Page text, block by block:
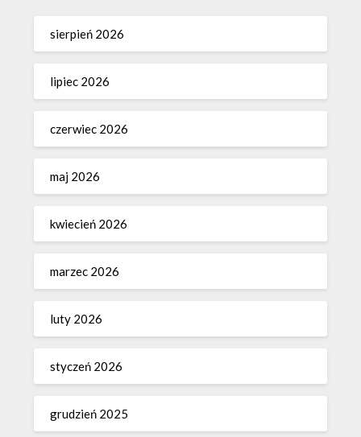
sierpień 2026
lipiec 2026
czerwiec 2026
maj 2026
kwiecień 2026
marzec 2026
luty 2026
styczeń 2026
grudzień 2025